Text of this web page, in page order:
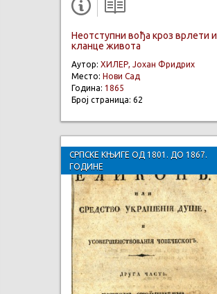
Неотступни вођа кроз врлети и
кланце живота
Аутор: ХИЛЕР, Јохан Фридрих
Место: Нови Сад
Година: 1865
Број страница: 62
СРПСКЕ КЊИГЕ ОД 1801. ДО 1867.
ГОДИНЕ